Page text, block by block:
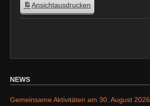
Ansichtausdrucken
NEWS
Gemeinsame Aktivitäten am 30. August 2026